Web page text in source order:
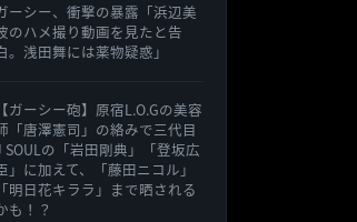
ーシー、衝撃の暴露「浜辺美
のハメ撮り動画を見たと告
。浅田舞には薬物疑惑」
【ガーシー砲】原宿L.O.Gの美容
「唐澤憲司」の絡みで三代目
SOULの「岩田剛典」「登坂広
」に加えて、「藤田ニコル」
「明日花キララ」まで晒される
も！？